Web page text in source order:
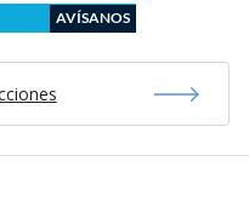
AVÍSANOS